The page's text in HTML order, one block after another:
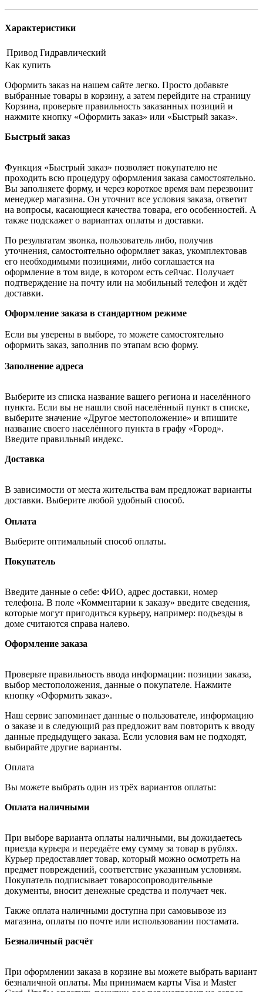
Характеристики
Привод Гидравлический
Как купить
Оформить заказ на нашем сайте легко. Просто добавьте
выбранные товары в корзину, а затем перейдите на страницу
Корзина, проверьте правильность заказанных позиций и
нажмите кнопку «Оформить заказ» или «Быстрый заказ».
Быстрый заказ
Функция «Быстрый заказ» позволяет покупателю не
проходить всю процедуру оформления заказа самостоятельно.
Вы заполняете форму, и через короткое время вам перезвонит
менеджер магазина. Он уточнит все условия заказа, ответит
на вопросы, касающиеся качества товара, его особенностей. А
также подскажет о вариантах оплаты и доставки.
По результатам звонка, пользователь либо, получив
уточнения, самостоятельно оформляет заказ, укомплектовав
его необходимыми позициями, либо соглашается на
оформление в том виде, в котором есть сейчас. Получает
подтверждение на почту или на мобильный телефон и ждёт
доставки.
Оформление заказа в стандартном режиме
Если вы уверены в выборе, то можете самостоятельно
оформить заказ, заполнив по этапам всю форму.
Заполнение адреса
Выберите из списка название вашего региона и населённого
пункта. Если вы не нашли свой населённый пункт в списке,
выберите значение «Другое местоположение» и впишите
название своего населённого пункта в графу «Город».
Введите правильный индекс.
Доставка
В зависимости от места жительства вам предложат варианты
доставки. Выберите любой удобный способ.
Оплата
Выберите оптимальный способ оплаты.
Покупатель
Введите данные о себе: ФИО, адрес доставки, номер
телефона. В поле «Комментарии к заказу» введите сведения,
которые могут пригодиться курьеру, например: подъезды в
доме считаются справа налево.
Оформление заказа
Проверьте правильность ввода информации: позиции заказа,
выбор местоположения, данные о покупателе. Нажмите
кнопку «Оформить заказ».
Наш сервис запоминает данные о пользователе, информацию
о заказе и в следующий раз предложит вам повторить к вводу
данные предыдущего заказа. Если условия вам не подходят,
выбирайте другие варианты.
Оплата
Вы можете выбрать один из трёх вариантов оплаты:
Оплата наличными
При выборе варианта оплаты наличными, вы дожидаетесь
приезда курьера и передаёте ему сумму за товар в рублях.
Курьер предоставляет товар, который можно осмотреть на
предмет повреждений, соответствие указанным условиям.
Покупатель подписывает товаросопроводительные
документы, вносит денежные средства и получает чек.
Также оплата наличными доступна при самовывозе из
магазина, оплаты по почте или использовании постамата.
Безналичный расчёт
При оформлении заказа в корзине вы можете выбрать вариант
безналичной оплаты. Мы принимаем карты Visa и Master